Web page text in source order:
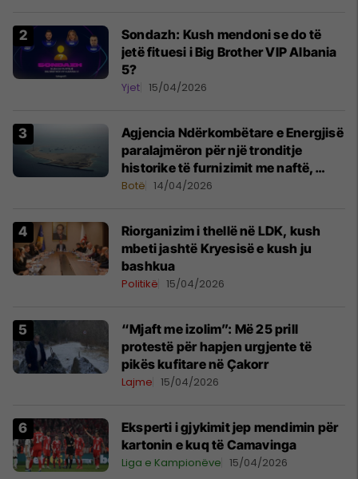
Sondazh: Kush mendoni se do të
jetë fituesi i Big Brother VIP Albania
5?
Yjet 15/04/2026
Agjencia Ndërkombëtare e Energjisë
paralajmëron për një tronditje
historike të furnizimit me naftë,
ndërsa lufta me Iranin mbyt tregjet
Botë 14/04/2026
Riorganizim i thellë në LDK, kush
mbeti jashtë Kryesisë e kush ju
bashkua
Politikë 15/04/2026
“Mjaft me izolim”: Më 25 prill
protestë për hapjen urgjente të
pikës kufitare në Çakorr
Lajme 15/04/2026
Eksperti i gjykimit jep mendimin për
kartonin e kuq të Camavinga
Liga e Kampionëve 15/04/2026